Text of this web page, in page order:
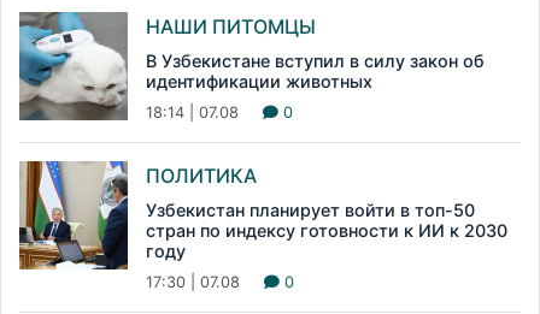
НАШИ ПИТОМЦЫ
В Узбекистане вступил в силу закон об
идентификации животных
18:14 | 07.08 0
ПОЛИТИКА
Узбекистан планирует войти в топ-50
стран по индексу готовности к ИИ к 2030
году
17:30 | 07.08 0